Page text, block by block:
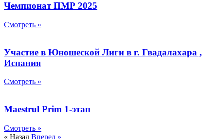
Чемпионат ПМР 2025
Смотреть »
Участие в Юношеской Лиги в г. Гвадалахара ,
Испания
Смотреть »
Maestrul Prim 1-этап
Смотреть »
« Назад Вперед »